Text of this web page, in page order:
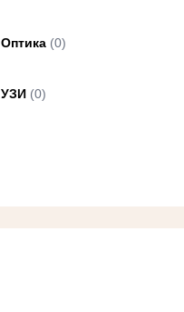
Оптика (0)
УЗИ (0)